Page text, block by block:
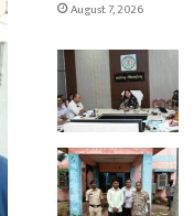
August 7, 2026